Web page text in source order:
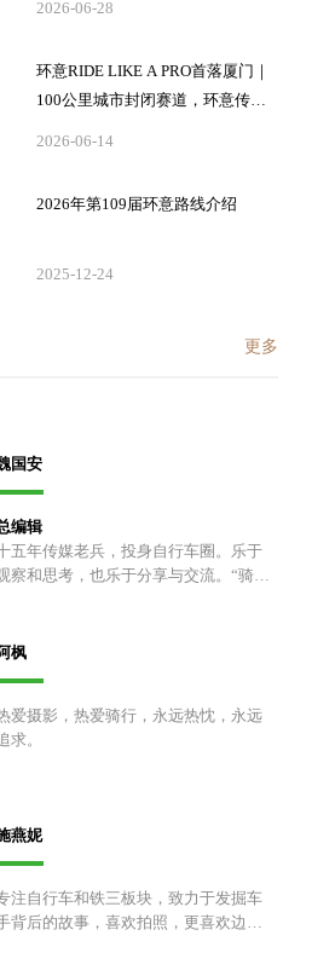
2026-06-28
环意RIDE LIKE A PRO首落厦门｜
100公里城市封闭赛道，环意传奇
2026-06-14
2026年第109届环意路线介绍
2025-12-24
更多
国安
编辑
五年传媒老兵，投身自行车圈。乐于
察和思考，也乐于分享与交流。“骑车
枫
爱摄影，热爱骑行，永远热忱，永远
求。
燕妮
注自行车和铁三板块，致力于发掘车
背后的故事，喜欢拍照，更喜欢边骑